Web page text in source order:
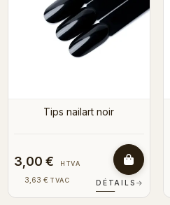
Tips nailart noir
3,00 € HTVA
3,63 € TVAC DÉTAILS →